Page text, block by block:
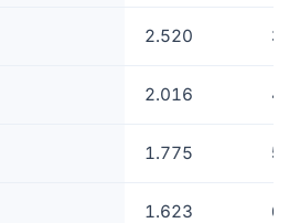
2.520 3º
2.016 4º
1.775 5º
1.623 6º